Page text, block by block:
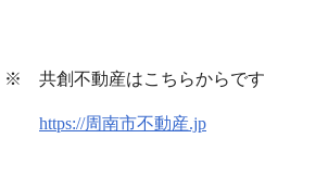
※ 共創不動産はこちらからです
https://周南市不動産.jp